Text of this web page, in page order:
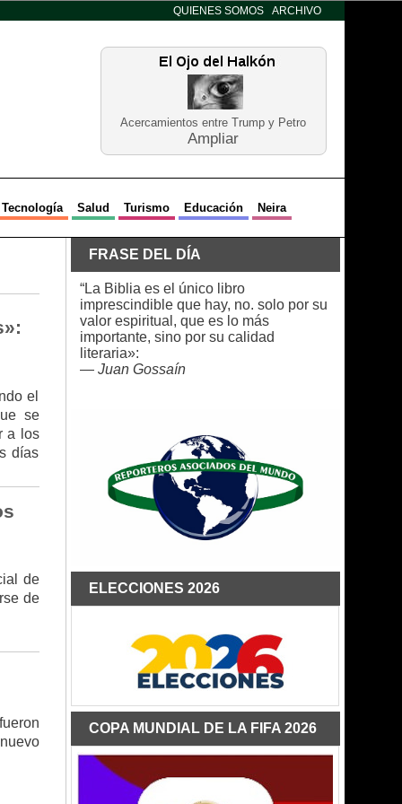
QUIENES SOMOS ARCHIVO
Acercamientos entre Trump y Petro
Ampliar
Tecnología Salud Turismo Educación Neira
el
se
a los
días
de
de
FRASE DEL DÍA
“La Biblia es el único libro
imprescindible que hay, no. solo por su
valor espiritual, que es lo más
importante, sino por su calidad
literaria»:
— Juan Gossaín
ELECCIONES 2026
COPA MUNDIAL DE LA FIFA 2026